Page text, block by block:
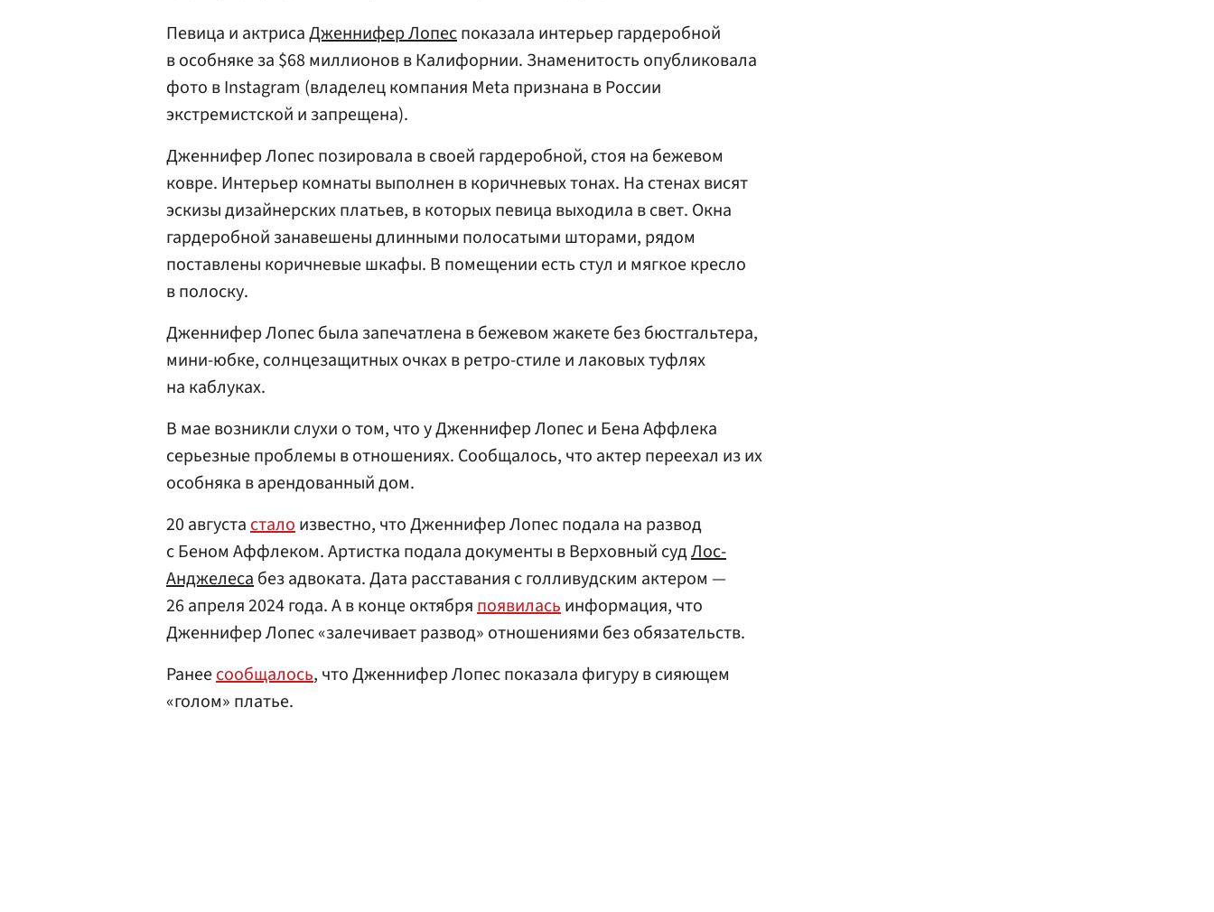
Певица и актрисаДженнифер Лопеспоказала интерьер гардеробной
в особняке за $68 миллионов в Калифорнии. Знаменитость опубликовала
фото в Instagram (владелец компания Meta признана в России
экстремистской и запрещена).
Дженнифер Лопес позировала в своей гардеробной, стоя на бежевом
ковре. Интерьер комнаты выполнен в коричневых тонах. На стенах висят
эскизы дизайнерских платьев, в которых певица выходила в свет. Окна
гардеробной занавешены длинными полосатыми шторами, рядом
поставлены коричневые шкафы. В помещении есть стул и мягкое кресло
в полоску.
Дженнифер Лопес была запечатлена в бежевом жакете без бюстгальтера,
мини-юбке, солнцезащитных очках в ретро-стиле и лаковых туфлях
на каблуках.
В мае возникли слухи о том, что у Дженнифер Лопес и Бена Аффлека
серьезные проблемы в отношениях. Сообщалось, что актер переехал из их
особняка в арендованный дом.
20 августасталоизвестно, что Дженнифер Лопес подала на развод
с Беном Аффлеком. Артистка подала документы в Верховный судЛос-
Анджелесабез адвоката. Дата расставания с голливудским актером —
26 апреля 2024 года. А в конце октябряпоявиласьинформация, что
Дженнифер Лопес «залечивает развод» отношениями без обязательств.
Ранеесообщалось, что Дженнифер Лопес показала фигуру в сияющем
«голом» платье.